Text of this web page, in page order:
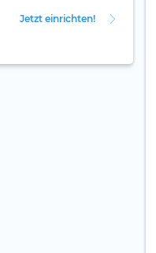
Jetzt einrichten!